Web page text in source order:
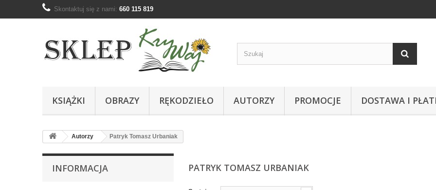
Skontaktuj się z nami: 660 115 819
KSIĄŻKI OBRAZY RĘKODZIEŁO AUTORZY PROMOCJE DOSTAWA I
Autorzy Patryk Tomasz Urbaniak
INFORMACJA PATRYK TOMASZ URBANIAK